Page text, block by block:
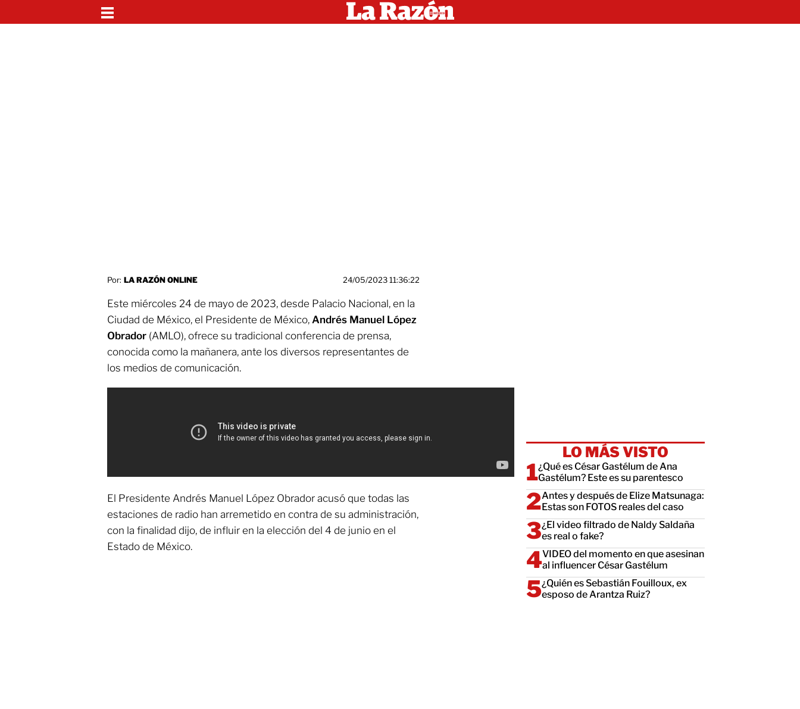
Por: LA RAZÓN ONLINE 24/05/2023 11:36:22
Este miércoles 24 de mayo de 2023, desde Palacio Nacional, en la
Ciudad de México, el Presidente de México, Andrés Manuel López
Obrador (AMLO), ofrece su tradicional conferencia de prensa,
conocida como la mañanera, ante los diversos representantes de
los medios de comunicación.
El Presidente Andrés Manuel López Obrador acusó que todas las
estaciones de radio han arremetido en contra de su administración,
con la finalidad dijo, de influir en la elección del 4 de junio en el
Estado de México.
LO MÁS VISTO
¿Qué es César Gastélum de Ana
Gastélum? Este es su parentesco
Antes y después de Elize Matsunaga:
Estas son FOTOS reales del caso
¿El video filtrado de Naldy Saldaña
es real o fake?
VIDEO del momento en que asesinan
al influencer César Gastélum
¿Quién es Sebastián Fouilloux, ex
esposo de Arantza Ruiz?